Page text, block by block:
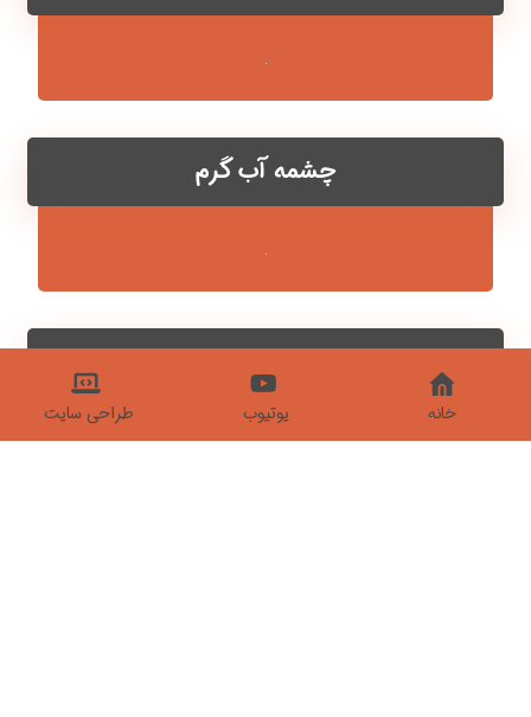
خانه یوتیوب طراحی سایت